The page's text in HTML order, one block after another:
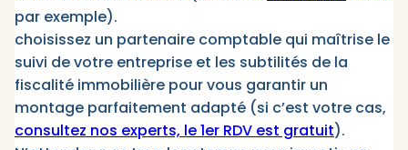
par exemple).
choisissez un partenaire comptable qui maîtrise le
suivi de votre entreprise et les subtilités de la
fiscalité immobilière pour vous garantir un
montage parfaitement adapté (si c’est votre cas,
consultez nos experts, le 1er RDV est gratuit).